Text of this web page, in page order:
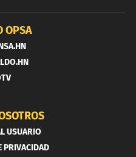
OPSA
USUARIO
PRIVACIDAD